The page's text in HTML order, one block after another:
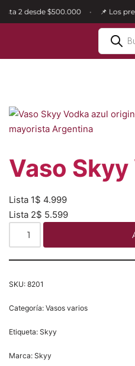
contenido
2 desde $500.000 📌 Los
Vaso
Lista 1$ 4.999
Lista 2$ 5.599
SKU: 8201
Categoría: Vasos varios
Etiqueta: Skyy
Marca: Skyy